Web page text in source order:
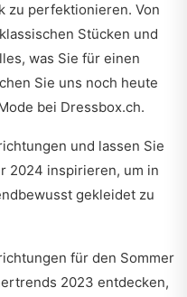
zu perfektionieren. Von
Stücken und
was Sie für einen
Sie uns noch heute
bei Dressbox.ch.
und lassen Sie
2024 inspirieren, um in
gekleidet zu
für den Sommer
2023 entdecken,